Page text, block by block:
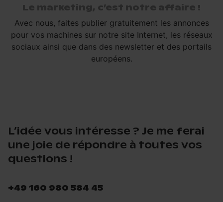
Le marketing, c’est notre affaire !
Avec nous, faites publier gratuitement les annonces
pour vos machines sur notre site Internet, les réseaux
sociaux ainsi que dans des newsletter et des portails
européens.
L’idée vous intéresse ? Je me ferai
une joie de répondre à toutes vos
questions !
+49 160 980 584 45